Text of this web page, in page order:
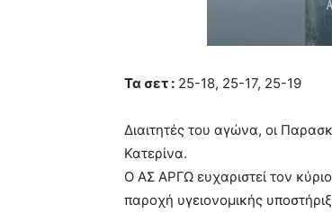
Τα σετ : 25-18, 25-17, 25-19
Διαιτητές του αγώνα, οι
Κατερίνα.
Ο ΑΣ ΑΡΓΩ ευχαριστεί τον
παροχή υγειονομικής